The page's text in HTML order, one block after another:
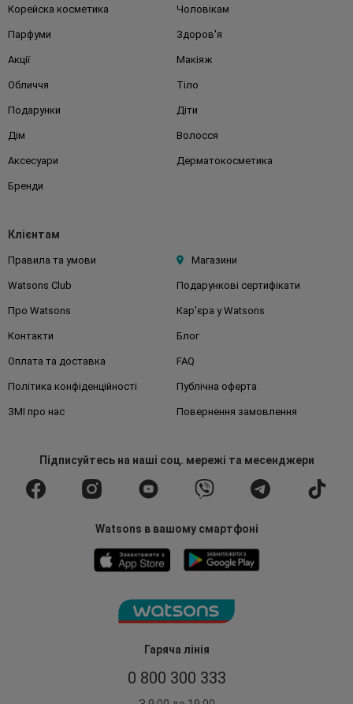
Гаряча лінія
0 800 300 333
Корейска косметика Чоловікам
Парфуми Здоров'я
Акції Макіяж
Обличчя Тіло
Подарунки Діти
Дім Волосся
Аксесуари Дерматокосметика
Бренди
Клієнтам
Правила та умови Магазини
Watsons Club Подарункові сертифікати
Про Watsons Кар'єра у Watsons
Контакти Блог
Оплата та доставка FAQ
Політика конфіденційності Публічна оферта
ЗМІ про нас Повернення замовлення
Підписуйтесьна наші соц. мережі та месенджери
Watsons в вашому смартфоні